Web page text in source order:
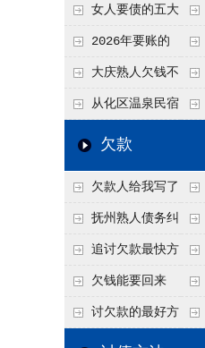
断这个案子能不能
接？接案评估的标准
是
女人要债的五大
绝招,轻松搞定 么
最
2026年要账的
七个小方法 追
要
大庆熟人欠钱不
还躲猫猫？2026年这
个“诉前调解”成功率
吗
从化区温泉民宿
老板借钱不还？2026
施压，立马主动结清 死
欠款
欠款人给我写了
还款计划书有用吗？
书面承诺的法律效力
是
的
抚州熟人债务纠
纷咋办？这一招好开
口
讨
追讨欠款最快方
法是什么？ 还
籍！
欠钱能要回来
吗？ 好
讨欠款的最好方